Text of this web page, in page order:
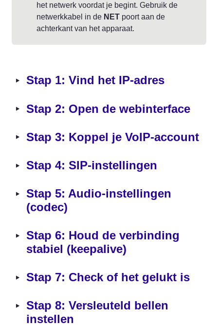
het netwerk voordat je begint. Gebruik de
netwerkkabel in de NET poort aan de
achterkant van het apparaat.
‣ Stap 1: Vind het IP-adres
‣ Stap 2: Open de webinterface
‣ Stap 3: Koppel je VoIP-account
‣ Stap 4: SIP-instellingen
‣ Stap 5: Audio-instellingen
(codec)
‣ Stap 6: Houd de verbinding
stabiel (keepalive)
‣ Stap 7: Check of het gelukt is
‣ Stap 8: Versleuteld bellen
instellen